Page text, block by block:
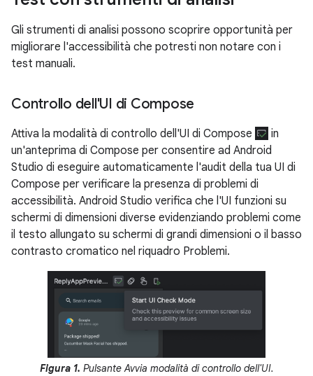
Gli strumenti di analisi possono scoprire opportunità per
migliorare l'accessibilità che potresti non notare con i
test manuali.
Controllo dell'UI di Compose
Attiva la modalità di controllo dell'UI di Compose
in
un'anteprima di Compose per consentire ad Android
Studio di eseguire automaticamente l'audit della tua UI di
Compose per verificare la presenza di problemi di
accessibilità. Android Studio verifica che l'UI funzioni su
schermi di dimensioni diverse evidenziando problemi come
il testo allungato su schermi di grandi dimensioni o il basso
contrasto cromatico nel riquadro Problemi.
Figura 1. Pulsante Avvia modalità di controllo dell'UI.